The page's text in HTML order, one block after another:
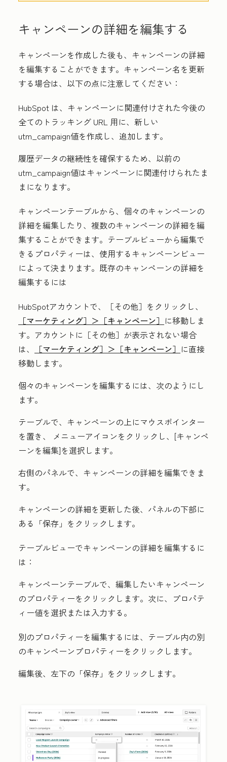
キャンペーンの詳細を編集する
キャンペーンを作成した後も、キャンペーンの詳細
を編集することができます。 キャンペーン名 を更新
する場合は、以下の点に注意してください：
HubSpot は、キャンペーンに関連付けされた今後の
全てのトラッキング URL 用に、新しい
utm_campaign値を作成し、追加します。
履歴データの継続性を確保するため、以前の
utm_campaign値はキャンペーンに関連付けられたま
まになります。
キャンペーンテーブルから、個々のキャンペーンの
詳細を編集したり、複数のキャンペーンの詳細を編
集することができます。テーブルビューから編集で
きるプロパティーは、使用するキャンペーンビュー
によって決まります。既存のキャンペーンの詳細を
編集するには
HubSpotアカウントで、
［その他］をクリックし、
［マーケティング］＞ ［キャンペーン］ に移動しま
す。アカウントに ［その他］が表示されない場合
は、
［マーケティング］＞ ［キャンペーン］ に直接
移動します。
個々のキャンペーンを編集するには、次のようにし
ます。
テーブルで、キャンペーンの上にマウスポインター
を置き、 メニューアイコンをクリックし、[キャンペ
ーンを編集]を選択します。
右側のパネルで、 キャンペーンの詳細を編集できま
す。
キャンペーンの詳細を更新した後、パネルの下部に
ある 「保存」 をクリックします。
テーブルビューでキャンペーンの詳細を編集するに
は：
キャンペーンテーブルで、編集したいキャンペーン
のプロパティーをクリックします。次に、 プロパテ
ィー値を選択または入力する。
別のプロパティーを編集するには、テーブル内の別
のキャンペーンプロパティーをクリックします。
編集後、左下の 「保存」 をクリックします。